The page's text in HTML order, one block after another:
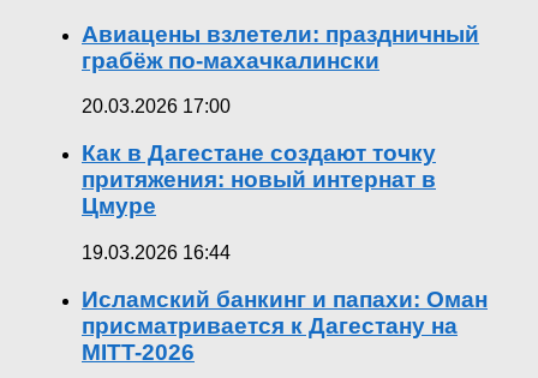
Авиацены взлетели: праздничный
грабёж по-махачкалински
20.03.2026 17:00
Как в Дагестане создают точку
притяжения: новый интернат в
Цмуре
19.03.2026 16:44
Исламский банкинг и папахи: Оман
присматривается к Дагестану на
MITT-2026